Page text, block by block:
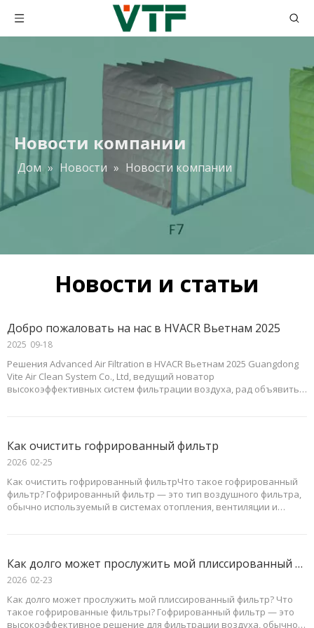
Новости компании
Дом » Новости » Новости компании
Новости и статьи
Добро пожаловать на нас в HVACR Вьетнам 2025
Решения Advanced Air Filtration в HVACR Вьетнам 2025 Guangdong
Vite Air Clean System Co., Ltd, ведущий новатор
высокоэффективных систем фильтрации воздуха, рад объявить о
2025 09-18
Как очистить гофрированный фильтр
Как очистить гофрированный фильтрЧто такое гофрированный
фильтр? Гофрированный фильтр — это тип воздушного фильтра,
обычно используемый в системах отопления, вентиляции и
значительно увеличивает его износостойкость.
2026 02-25
Как долго может прослужить мой плиссированный фильтр?
Как долго может прослужить мой плиссированный фильтр? Что
такое гофрированные фильтры? Гофрированный фильтр — это
высокоэффективное решение для фильтрации воздуха, обычно
2026 02-23